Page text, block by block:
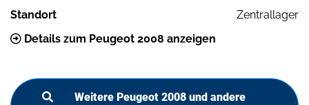
Standort
Zentrallager
Details zum Peugeot 2008 anzeigen
Weitere Peugeot 2008 und andere